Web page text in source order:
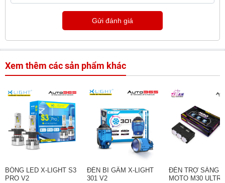
Gửi đánh giá
Xem thêm các sản phẩm khác
BÓNG LED X-LIGHT S3
PRO V2
ĐÈN BI GẦM X-LIGHT
301 V2
ĐÈN TRỢ SÁNG
MOTO M30